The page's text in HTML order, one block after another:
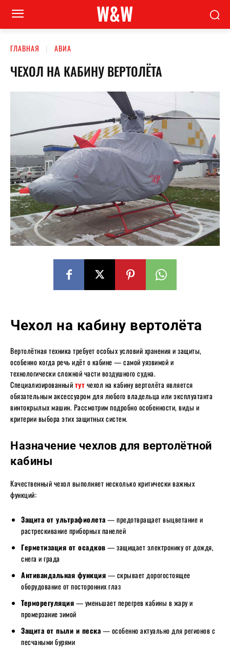
W&W
ГЛАВНАЯ АВИА
ЧЕХОЛ НА КАБИНУ ВЕРТОЛЁТА
Чехол на кабину вертолёта
Вертолётная техника требует особых условий хранения и защиты,
особенно когда речь идёт о кабине — самой уязвимой и
технологически сложной части воздушного судна.
Специализированныйтутчехол на кабину вертолёта является
обязательным аксессуаром для любого владельца или эксплуатанта
винтокрылых машин. Рассмотрим подробно особенности, виды и
критерии выбора этих защитных систем.
Назначение чехлов для вертолётной
кабины
Качественный чехол выполняет несколько критически важных
функций:
Защита от ультрафиолета— предотвращает выцветание и
растрескивание приборных панелей
Герметизация от осадков— защищает электронику от дождя,
снега и града
Антивандальная функция— скрывает дорогостоящее
оборудование от посторонних глаз
Терморегуляция— уменьшает перегрев кабины в жару и
промерзание зимой
Защита от пыли и песка— особенно актуально для регионов с
песчаными бурями